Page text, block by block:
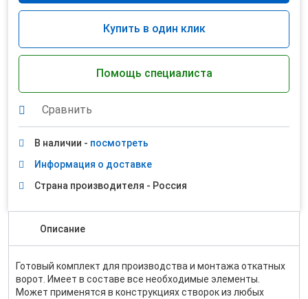
Купить в один клик
Помощь специалиста
Сравнить
В наличии - посмотреть
Информация о доставке
Страна производителя - Россия
Описание
Готовый комплект для производства и монтажа откатных
ворот. Имеет в составе все необходимые элементы.
Может применятся в конструкциях створок из любых